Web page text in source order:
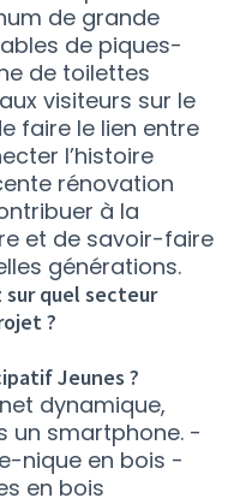
de grande
de piques-
de toilettes
visiteurs sur le
faire le lien entre
l’histoire
rénovation
à la
et de savoir-faire
générations.
sur quel secteur
?
Jeunes ?
dynamique,
un smartphone. -
nique en bois -
en bois